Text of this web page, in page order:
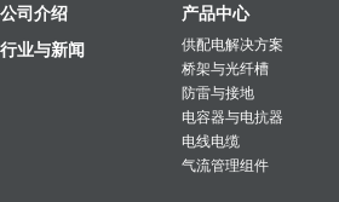
公司介绍
行业与新闻
产品中心
供配电解决方案
桥架与光纤槽
防雷与接地
电容器与电抗器
电线电缆
气流管理组件